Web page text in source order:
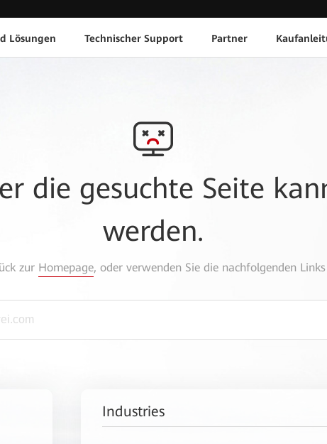
Lösungen Technischer Support Partner
die gesuchte Seite
werden.
zur Homepage, oder verwenden Sie die nachfolgenden
Industries